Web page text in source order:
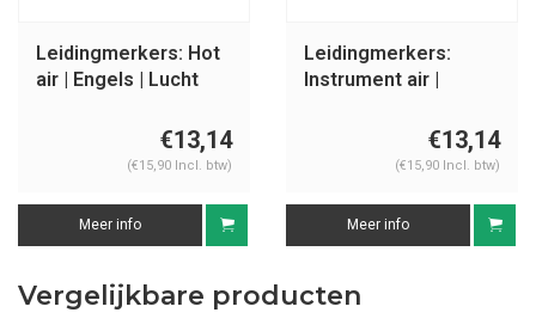
Leidingmerkers: Hot
air | Engels | Lucht
€13,14
(€15,90 Incl. btw)
Meer info
Leidingmerkers:
Instrument air |
€13,14
(€15,90 Incl. btw)
Meer info
Vergelijkbare producten